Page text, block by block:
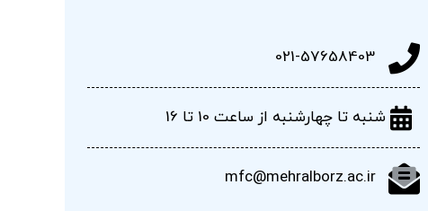
021-57658403
شنبه تا چهارشنبه از ساعت 10 تا 16
mfc@mehralborz.ac.ir